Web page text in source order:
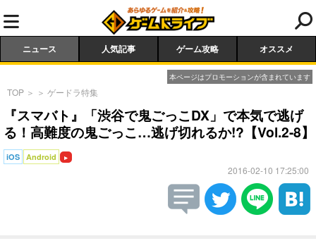
ニュース 人気記事 ゲーム攻略 オススメ
本ページはプロモーションが含まれています
TOP ＞ ＞ ゲードラ特集
『スマバト』「渋谷で鬼ごっこDX」で本気で逃げ
る！高難度の鬼ごっこ…逃げ切れるか!?【Vol.2-8】
iOS Android
2016-02-10 17:25:00